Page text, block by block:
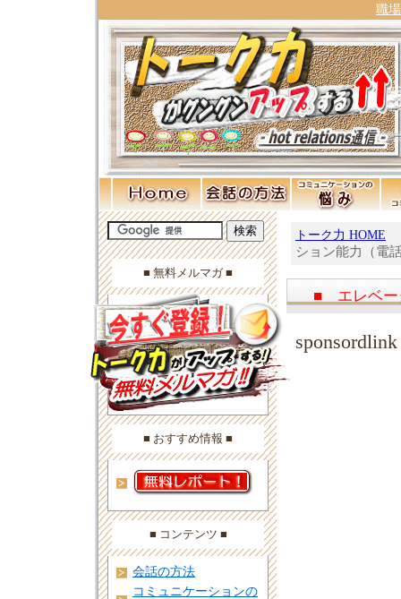
職
トーク力 HOME
ション能力（電
■ エレベー
sponsordlink
■ 無料メルマガ ■
■ おすすめ情報 ■
■ コンテンツ ■
会話の方法
コミュニケーションの